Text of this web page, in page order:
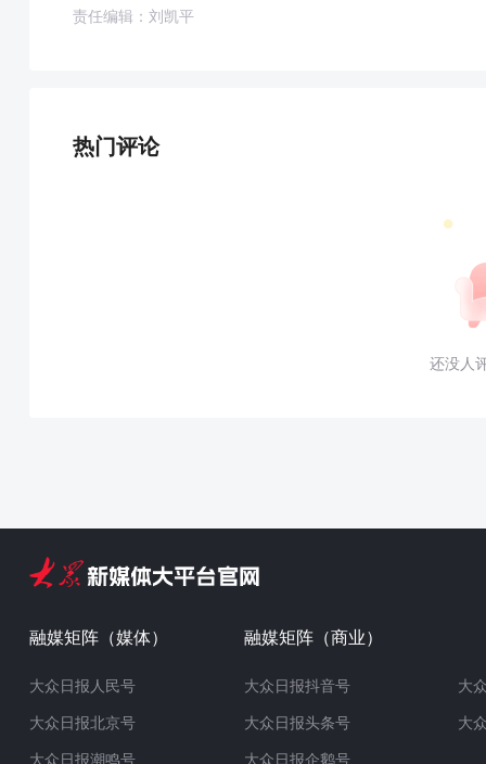
责任编辑：刘凯平
热门评论
还没人
融媒矩阵（媒体）
大众日报人民号
大众日报北京号
大众日报潮鸣号
融媒矩阵（商业）
大众日报抖音号
大众日报头条号
大众日报企鹅号
大
大